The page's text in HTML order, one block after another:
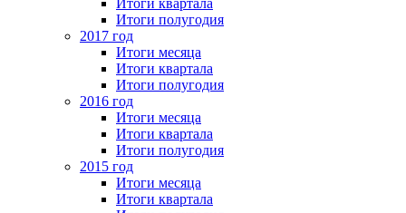
Итоги квартала
Итоги полугодия
2017 год
Итоги месяца
Итоги квартала
Итоги полугодия
2016 год
Итоги месяца
Итоги квартала
Итоги полугодия
2015 год
Итоги месяца
Итоги квартала